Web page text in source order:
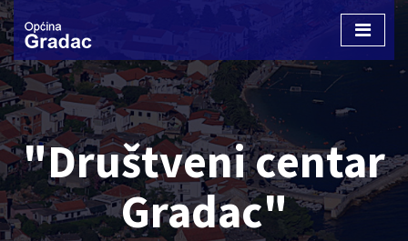
Otvori
"Društveni centar
Gradac"